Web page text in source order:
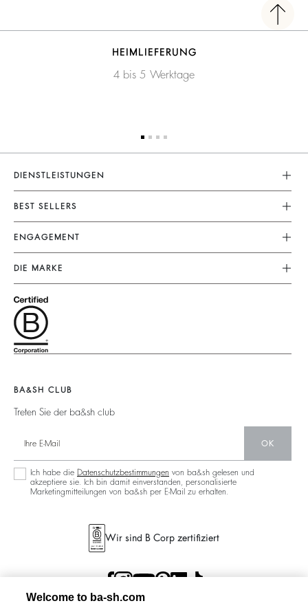
HEIMLIEFERUNG
4 bis 5 Werktage
DIENSTLEISTUNGEN
Kundenservice
FAQ
Rücksendungen
Grössentabelle
Nutzungsbedingungen
Rechtliche Hinweise
Accessibility
BEST SELLERS
Kleider
Jumpsuits
Tops & Hemden
Jacken & Mäntel
Pullover & Strickjacken
Rückenfrei
ENGAGEMENT
Unsere Versprechen
Nachhaltige Kollektionen
Unsere Materialien
Partner
Nachhaltigkeit
DIE MARKE
Barbara & Sharon
125 Et Après
BA&SH CLUB
Treten Sie der ba&sh club
OK
Ich habe die Datenschutzbestimmungen von ba&sh gelesen und
akzeptiere sie. Ich bin damit einverstanden, personalisierte
Marketingmitteilungen von ba&sh per E-Mail zu erhalten.
Wir sind B Corp zertifiziert
Welcome to ba-sh.com